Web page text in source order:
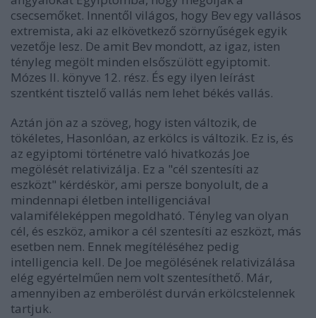
csecsemőket. Innentől világos, hogy Bev egy vallásos
extremista, aki az elkövetkező szörnyűségek egyik
vezetője lesz. De amit Bev mondott, az igaz, isten
tényleg megölt minden elsőszülött egyiptomit.
Mózes II. könyve 12. rész. És egy ilyen leírást
szentként tisztelő vallás nem lehet békés vallás.
Aztán jön az a szöveg, hogy isten változik, de
tökéletes, Hasonlóan, az erkölcs is változik. Ez is, és
az egyiptomi történetre való hivatkozás Joe
megölését relativizálja. Ez a "cél szentesíti az
eszközt" kérdéskör, ami persze bonyolult, de a
mindennapi életben intelligenciával
valamiféleképpen megoldható. Tényleg van olyan
cél, és eszköz, amikor a cél szentesíti az eszközt, más
esetben nem. Ennek megítéléséhez pedig
intelligencia kell. De Joe megölésének relativizálása
elég egyértelműen nem volt szentesíthető. Már,
amennyiben az emberölést durván erkölcstelennek
tartjuk.